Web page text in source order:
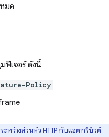
มด
ฟีเจอร์ ดังนี้
Policy
หว่างส่วนหัว HTTP กับแอตทริบิวต์